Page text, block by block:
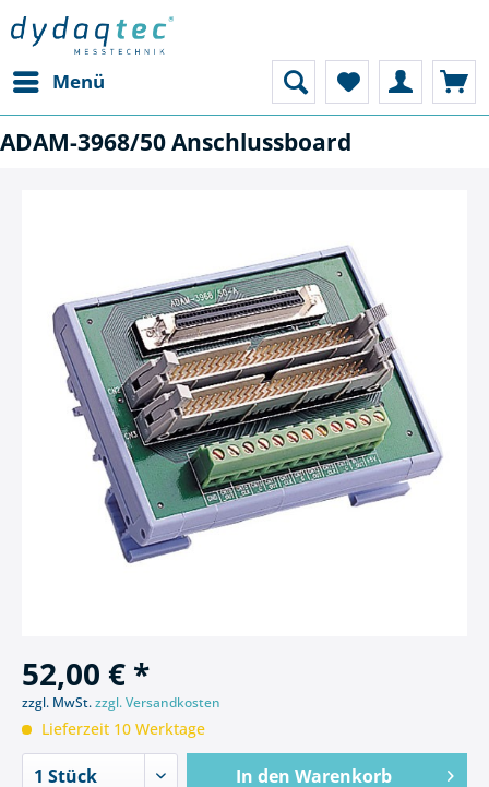
Menü
ADAM-3968/50 Anschlussboard
52,00 € *
zzgl. MwSt.zzgl. Versandkosten
Lieferzeit 10 Werktage
In den Warenkorb